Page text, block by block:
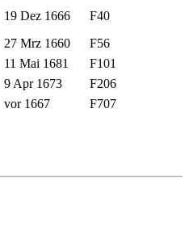
19 Dez 1666
F40
27 Mrz 1660
F56
11 Mai 1681
F101
9 Apr 1673
F206
vor 1667 F707